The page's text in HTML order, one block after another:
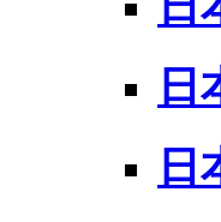
日
日